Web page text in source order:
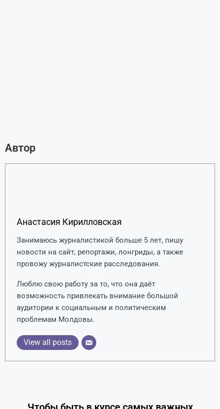
Автор
Анастасия Кирилловская
Занимаюсь журналистикой больше 5 лет, пишу
новости на сайт, репортажи, лонгриды, а также
провожу журналистские расследования.
Люблю свою работу за то, что она даёт
возможность привлекать внимание большой
аудитории к социальным и политическим
проблемам Молдовы.
View all posts